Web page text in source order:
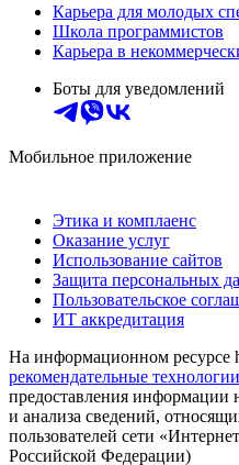
Карьера для молодых
Школа программистов
Карьера в
Боты для уведомлений
Мобильное приложение
Этика и комплаенс
Оказание услуг
Использование сайтов
Защита персональных
Пользовательское
ИТ аккредитация
На информационном ресурсе
рекомендательные технологии
предоставления информации
и анализа сведений,
пользователей сети
Российской Федерации)